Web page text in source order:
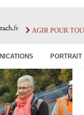
AGIR POUR
PORTRAIT